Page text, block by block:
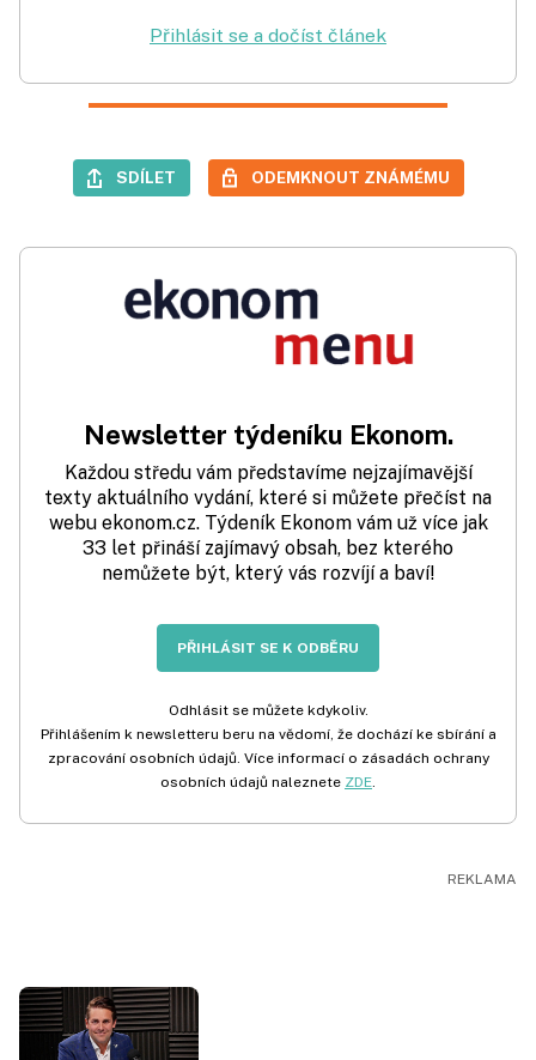
Přihlásit se a dočíst článek
SDÍLET ODEMKNOUT ZNÁMÉMU
Newsletter týdeníku Ekonom.
Každou středu vám představíme nejzajímavější
texty aktuálního vydání, které si můžete přečíst na
webu ekonom.cz. Týdeník Ekonom vám už více jak
33 let přináší zajímavý obsah, bez kterého
nemůžete být, který vás rozvíjí a baví!
PŘIHLÁSIT SE K ODBĚRU
Odhlásit se můžete kdykoliv.
Přihlášením k newsletteru beru na vědomí, že dochází ke sbírání a
zpracování osobních údajů. Více informací o zásadách ochrany
osobních údajů naleznete ZDE.